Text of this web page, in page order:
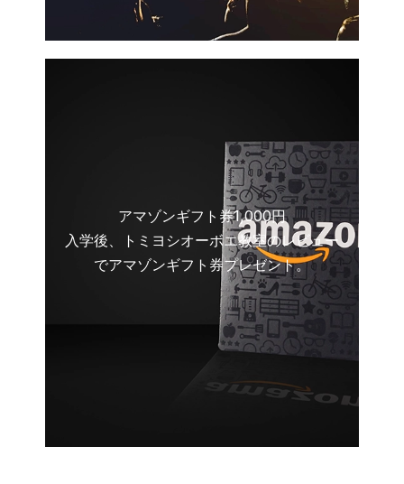
アマゾンギフト券1,000円
入学後、トミヨシオーボエ教室のレビュー
でアマゾンギフト券プレゼント。